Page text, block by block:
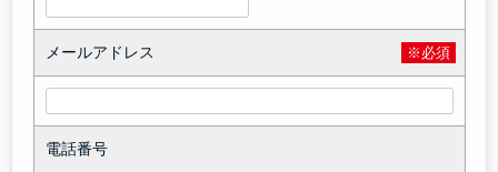
メールアドレス ※必須
電話番号